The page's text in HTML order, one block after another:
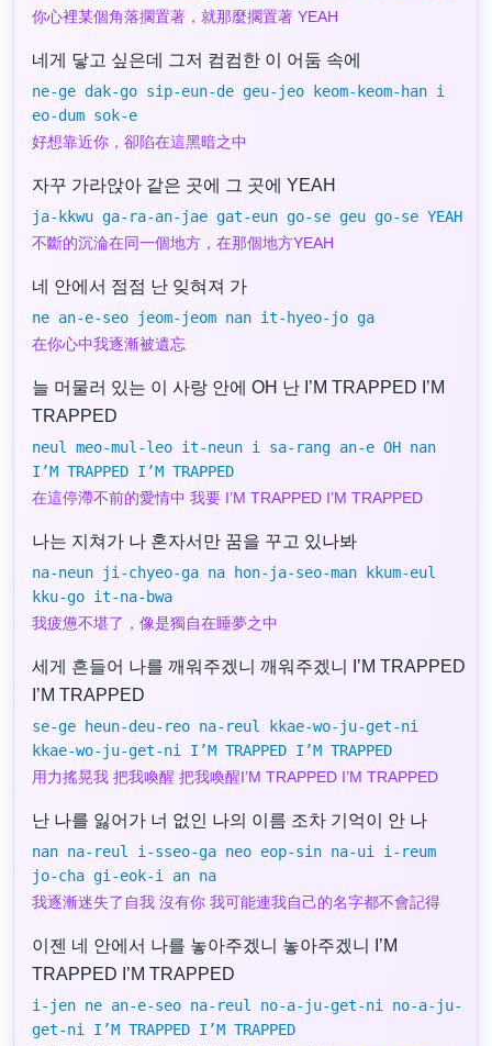
你心裡某個角落擱置著，就那麼擱置著 YEAH
네게 닿고 싶은데 그저 컴컴한 이 어둠 속에
ne-ge dak-go sip-eun-de geu-jeo keom-keom-han i
eo-dum sok-e
好想靠近你，卻陷在這黑暗之中
자꾸 가라앉아 같은 곳에 그 곳에 YEAH
ja-kkwu ga-ra-an-jae gat-eun go-se geu go-se YEAH
不斷的沉淪在同一個地方，在那個地方YEAH
네 안에서 점점 난 잊혀져 가
ne an-e-seo jeom-jeom nan it-hyeo-jo ga
在你心中我逐漸被遺忘
늘 머물러 있는 이 사랑 안에 OH 난 I’M TRAPPED I’M
TRAPPED
neul meo-mul-leo it-neun i sa-rang an-e OH nan
I’M TRAPPED I’M TRAPPED
在這停滯不前的愛情中 我要 I’M TRAPPED I’M TRAPPED
나는 지쳐가 나 혼자서만 꿈을 꾸고 있나봐
na-neun ji-chyeo-ga na hon-ja-seo-man kkum-eul
kku-go it-na-bwa
我疲憊不堪了，像是獨自在睡夢之中
세게 흔들어 나를 깨워주겠니 깨워주겠니 I’M TRAPPED
I’M TRAPPED
se-ge heun-deu-reo na-reul kkae-wo-ju-get-ni
kkae-wo-ju-get-ni I’M TRAPPED I’M TRAPPED
用力搖晃我 把我喚醒 把我喚醒I’M TRAPPED I’M TRAPPED
난 나를 잃어가 너 없인 나의 이름 조차 기억이 안 나
nan na-reul i-sseo-ga neo eop-sin na-ui i-reum
jo-cha gi-eok-i an na
我逐漸迷失了自我 沒有你 我可能連我自己的名字都不會記得
이젠 네 안에서 나를 놓아주겠니 놓아주겠니 I’M
TRAPPED I’M TRAPPED
i-jen ne an-e-seo na-reul no-a-ju-get-ni no-a-ju-
get-ni I’M TRAPPED I’M TRAPPED